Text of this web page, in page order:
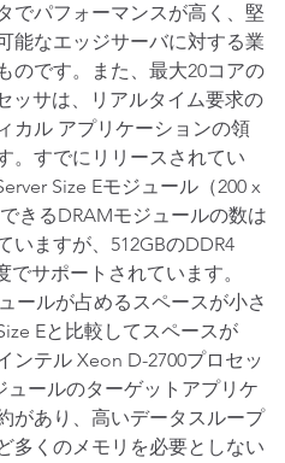
でパフォーマンスが高く、堅
能なエッジサーバに対する業
のです。また、最大20コアの
ッサは、リアルタイム要求の
カル アプリケーションの領
。すでにリリースされてい
Size Eモジュール（200 x
きるDRAMモジュールの数は
いますが、512GBのDDR4
でサポートされています。
ールが占めるスペースが小さ
Eと比較してスペースが
ンテル Xeon D-2700プロセッ
ールのターゲットアプリケ
があり、高いデータスループ
多くのメモリを必要としない